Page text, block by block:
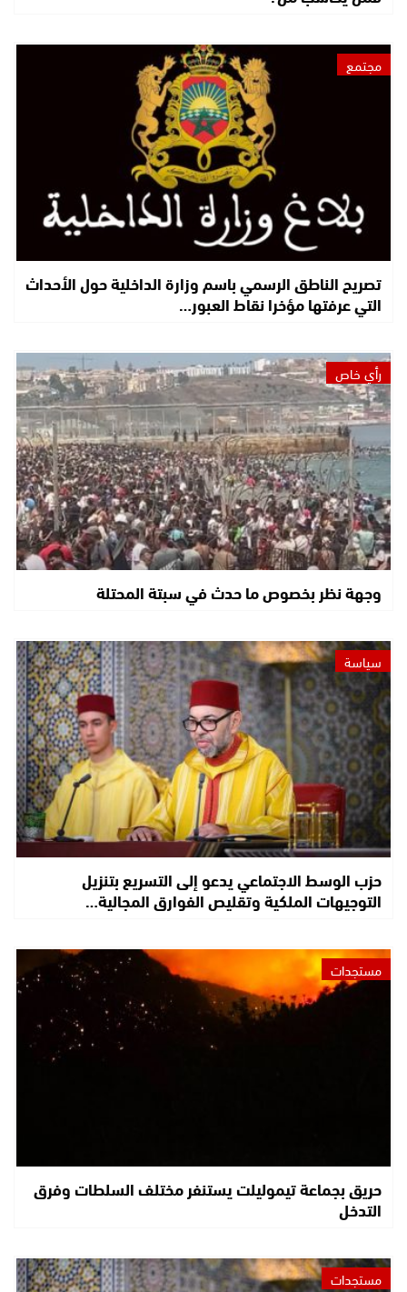
مجتمع
تصريح الناطق الرسمي باسم وزارة الداخلية حول الأحداث
التي عرفتها مؤخرا نقاط العبور…
رأي خاص
وجهة نظر بخصوص ما حدث في سبتة المحتلة
سياسة
حزب الوسط الاجتماعي يدعو إلى التسريع بتنزيل
التوجيهات الملكية وتقليص الفوارق المجالية…
مستجدات
حريق بجماعة تيموليلت يستنفر مختلف السلطات وفرق
التدخل
مستجدات